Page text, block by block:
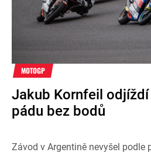
MOTOGP
Jakub Kornfeil
pádu bez bodů
Závod v Argentině nevyšel podle